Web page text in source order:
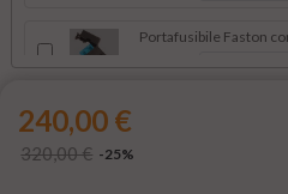
Portafusibile Faston
240,00 €
320,00 € -25%